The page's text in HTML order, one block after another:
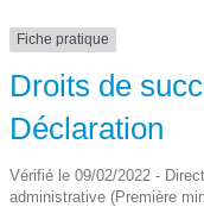
Fiche pratique
Droits de
Déclaration
Vérifié le 09/02/2022 -
administrative (Première